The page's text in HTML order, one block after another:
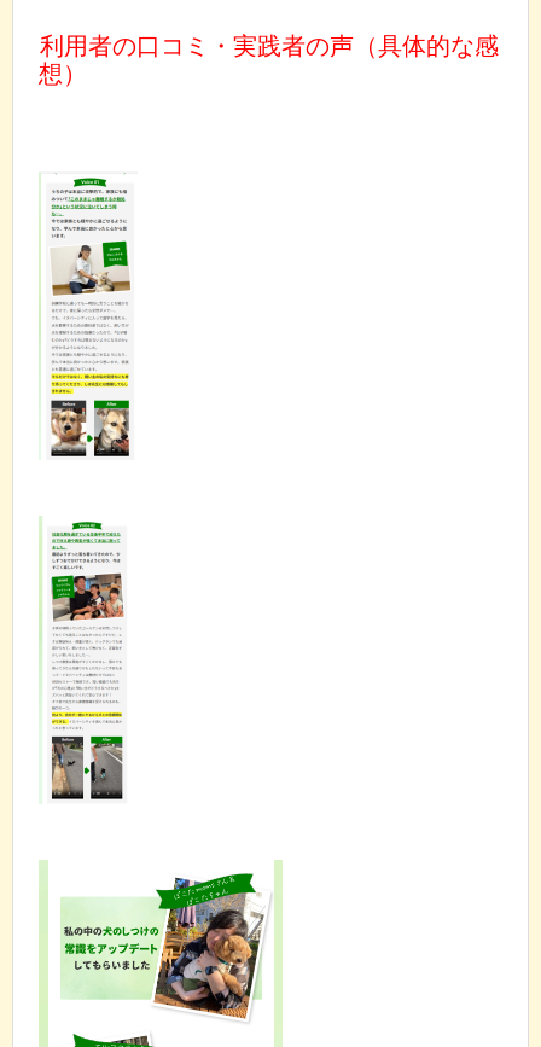
利用者の口コミ・実践者の声（具体的な感
想）